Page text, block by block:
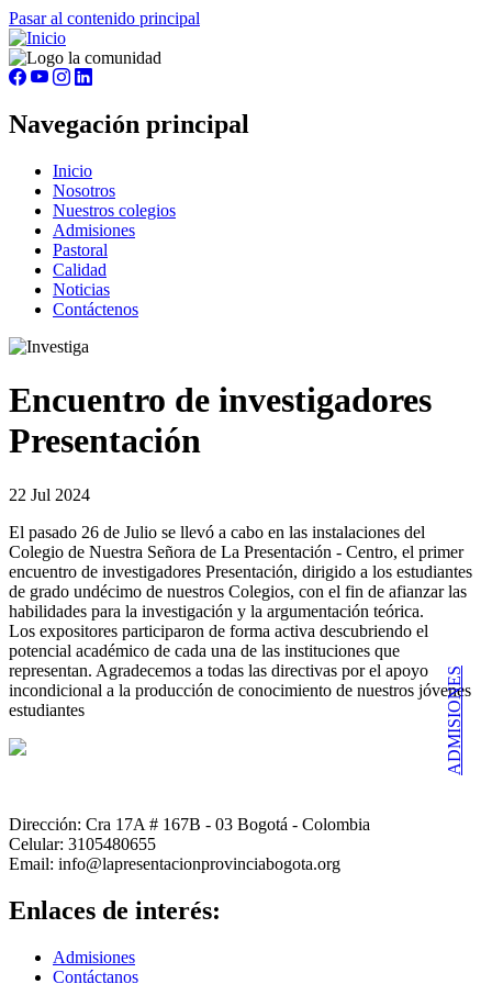
Pasar al contenido principal
Navegación principal
Inicio
Nosotros
Nuestros colegios
Admisiones
Pastoral
Calidad
Noticias
Contáctenos
Encuentro de investigadores
Presentación
22 Jul 2024
El pasado 26 de Julio se llevó a cabo en las instalaciones del
Colegio de Nuestra Señora de La Presentación - Centro, el primer
encuentro de investigadores Presentación, dirigido a los estudiantes
de grado undécimo de nuestros Colegios, con el fin de afianzar las
habilidades para la investigación y la argumentación teórica.
Los expositores participaron de forma activa descubriendo el
potencial académico de cada una de las instituciones que
representan. Agradecemos a todas las directivas por el apoyo
incondicional a la producción de conocimiento de nuestros jóvenes
estudiantes
Dirección: Cra 17A # 167B - 03 Bogotá - Colombia
Celular: 3105480655
Email: info@lapresentacionprovinciabogota.org
Enlaces de interés:
Admisiones
Contáctanos
ADMISIONES